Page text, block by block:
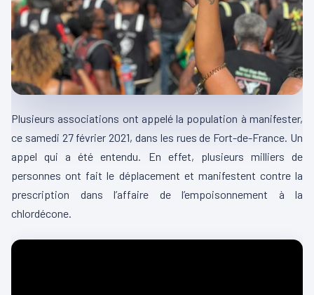
Plusieurs associations ont appelé la population à manifester,
ce samedi 27 février 2021, dans les rues de Fort-de-France. Un
appel qui a été entendu. En effet, plusieurs milliers de
personnes ont fait le déplacement et manifestent contre la
prescription dans l’affaire de l’empoisonnement à la
chlordécone.